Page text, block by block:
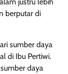
berputar di
sumber daya
di Ibu Pertiwi.
daya